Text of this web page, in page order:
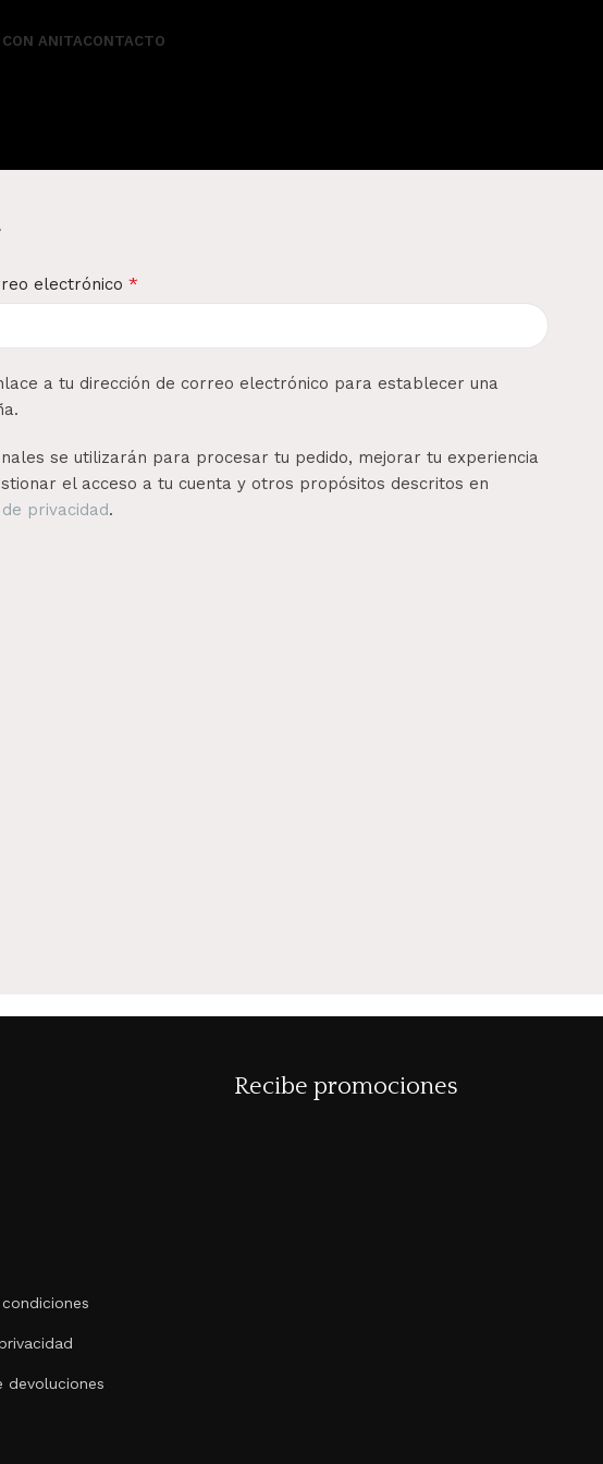
ANITACONTACTO
electrónico *
a tu dirección de correo electrónico para establecer una
se utilizarán para procesar tu pedido, mejorar tu experiencia
el acceso a tu cuenta y otros propósitos descritos en
privacidad.
devoluciones
Recibe promociones